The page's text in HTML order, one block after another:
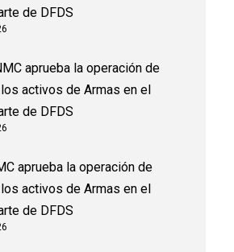
de DFDS
aprueba la operación de
activos de Armas en el
de DFDS
aprueba la operación de
activos de Armas en el
de DFDS